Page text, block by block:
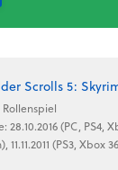
Scrolls 5:
28.10.2016 (PC, PS4,
11.11.2011 (PS3, Xbox